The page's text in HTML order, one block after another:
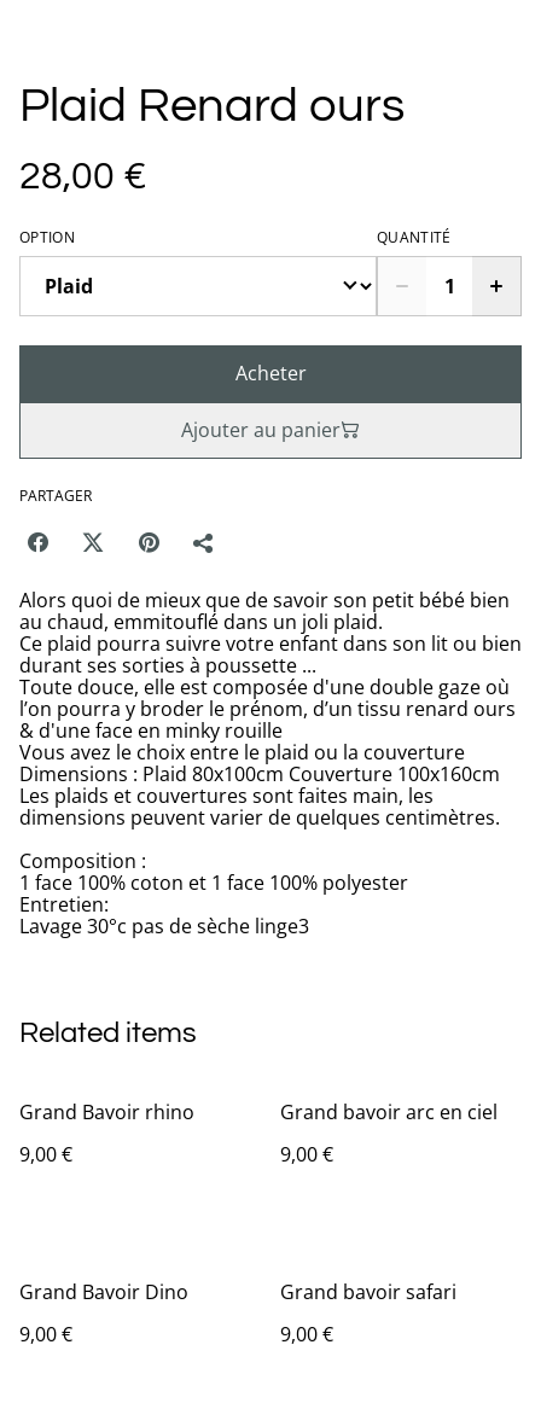
Plaid Renard ours
28,00 €
OPTION QUANTITÉ
Acheter
Ajouter au panier
PARTAGER
Alors quoi de mieux que de savoir son petit bébé bien
au chaud, emmitouflé dans un joli plaid.
Ce plaid pourra suivre votre enfant dans son lit ou bien
durant ses sorties à poussette ...
Toute douce, elle est composée d'une double gaze où
l’on pourra y broder le prénom, d’un tissu renard ours
& d'une face en minky rouille
Vous avez le choix entre le plaid ou la couverture
Dimensions : Plaid 80x100cm Couverture 100x160cm
Les plaids et couvertures sont faites main, les
dimensions peuvent varier de quelques centimètres.
Composition :
1 face 100% coton et 1 face 100% polyester
Entretien:
Lavage 30°c pas de sèche linge3
Related items
Grand Bavoir rhino
9,00 €
Grand bavoir arc en ciel
9,00 €
Grand Bavoir Dino
9,00 €
Grand bavoir safari
9,00 €